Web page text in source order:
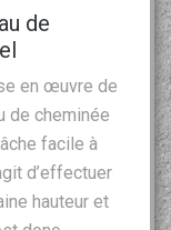
de
en œuvre de
de cheminée
facile à
d’effectuer
hauteur et